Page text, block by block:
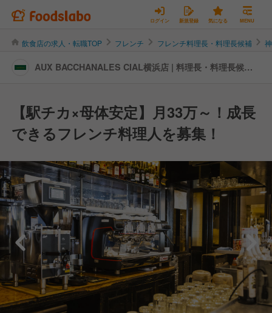
ログイン 新規登録 気になる MENU
飲食店の求人・転職TOP フレンチ フレンチ料理長・料理長候補
AUX BACCHANALES CIAL横浜店 | 料理長・料理長候補
【駅チカ×母体安定】月33万～！成長
できるフレンチ料理人を募集！